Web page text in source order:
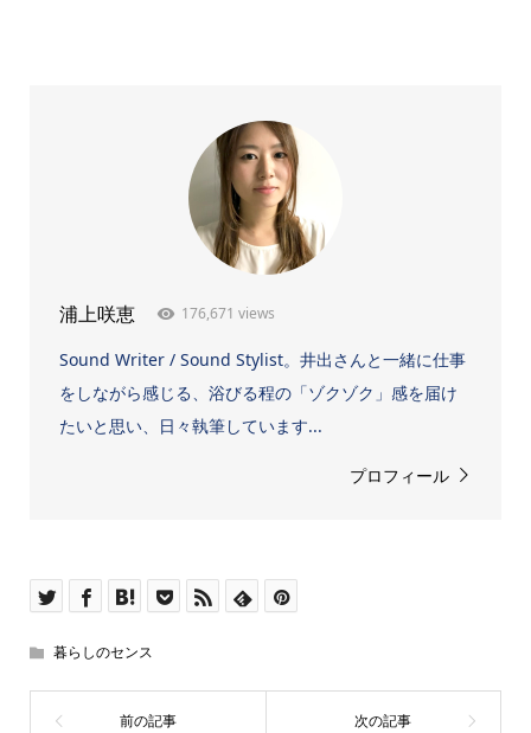
浦上咲恵 176,671 views
Sound Writer / Sound Stylist。井出さんと一緒に仕事
をしながら感じる、浴びる程の「ゾクゾク」感を届け
たいと思い、日々執筆しています...
プロフィール
暮らしのセンス